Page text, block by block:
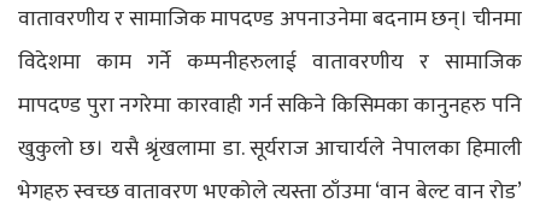
वातावरणीय र सामाजिक मापदण्ड अपनाउनेमा बदनाम छन्। चीनमा
विदेशमा काम गर्ने कम्पनीहरुलाई वातावरणीय र सामाजिक
मापदण्ड पुरा नगरेमा कारवाही गर्न सकिने किसिमका कानुनहरु पनि
खुकुलो छ। यसै श्रृंखलामा डा. सूर्यराज आचार्यले नेपालका हिमाली
भेगहरु स्वच्छ वातावरण भएकोले त्यस्ता ठाँउमा ‘वान बेल्ट वान रोड’